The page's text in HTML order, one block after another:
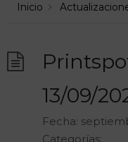
Inicio
13/09/
Fecha:
Categorías: